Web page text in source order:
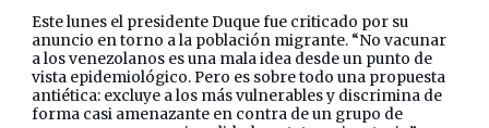
Este lunes el presidente Duque fue criticado por su
anuncio en torno a la población migrante. “No vacunar
a los venezolanos es una mala idea desde un punto de
vista epidemiológico. Pero es sobre todo una propuesta
antiética: excluye a los más vulnerables y discrimina de
forma casi amenazante en contra de un grupo de